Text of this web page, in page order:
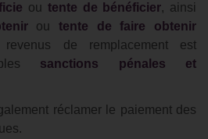
ou tente de bénéficier, ainsi
outente de faire obtenir
revenus de remplacement est
sanctions pénales et
réclamer le paiement des